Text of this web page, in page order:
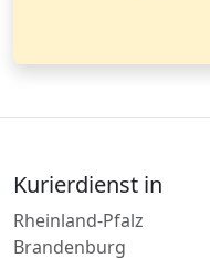
Kurierdienst in
Rheinland-Pfalz
Brandenburg